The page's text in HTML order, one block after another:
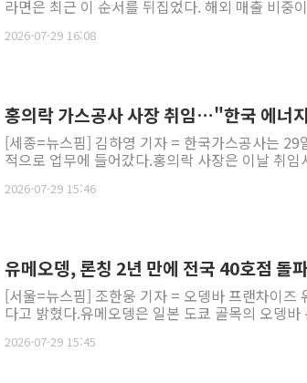
라면은 최근 이 순서를 뒤집었다. 해외 매출 비중
2026-07-29 16:08
홍의락 가스공사 사장 취임…"한국 에너
[세종=뉴스핌] 김하영 기자 = 한국가스공사는
적으로 업무에 들어갔다.홍의락 사장은 이날 취
2026-07-29 15:46
유메오뎅, 론칭 2년 만에 전국 40호점 돌
[서울=뉴스핌] 조한웅 기자 = 오뎅바 프랜차이즈
다고 밝혔다.유메오뎅은 일본 도쿄 골목의 오뎅
2026-07-29 15:45